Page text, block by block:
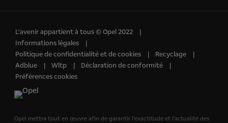
L'avenir appartient à tous © Opel 2022
Informations légales
Politique de confidentialité et de cookies
Recyclage
Adblue
Wltp
Déclaration de conformité
Préférences cookies
Opel mettra tout en œuvre afin de garantir l'exactitude et l'actualité des